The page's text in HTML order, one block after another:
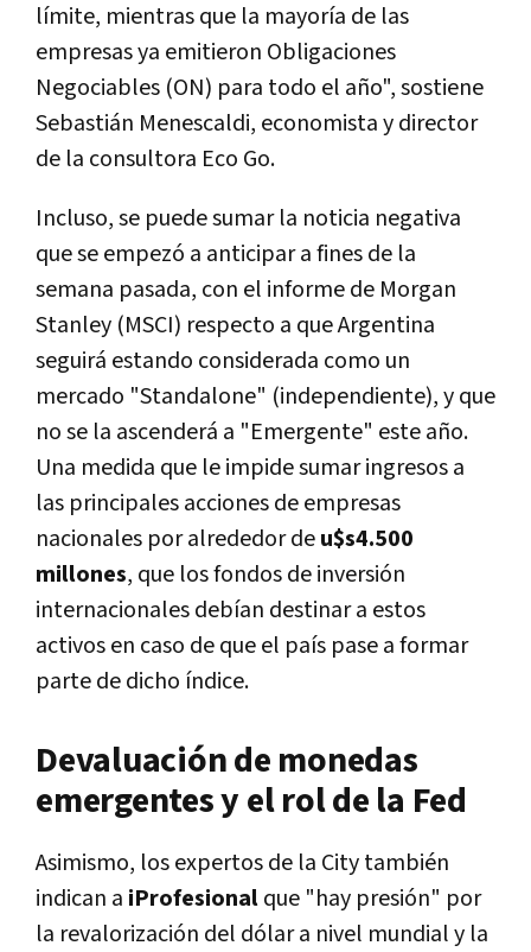
límite, mientras que la mayoría de las
empresas ya emitieron Obligaciones
Negociables (ON) para todo el año", sostiene
Sebastián Menescaldi, economista y director
de la consultora Eco Go.
Incluso, se puede sumar la noticia negativa
que se empezó a anticipar a fines de la
semana pasada, con el informe de Morgan
Stanley (MSCI) respecto a que Argentina
seguirá estando considerada como un
mercado "Standalone" (independiente), y que
no se la ascenderá a "Emergente" este año.
Una medida que le impide sumar ingresos a
las principales acciones de empresas
nacionales por alrededor deu$s4.500
millones, que los fondos de inversión
internacionales debían destinar a estos
activos en caso de que el país pase a formar
parte de dicho índice.
Devaluación de monedas
emergentes y el rol de la Fed
Asimismo, los expertos de la City también
indican a iProfesionalque "hay presión" por
la revalorización del dólar a nivel mundial y la